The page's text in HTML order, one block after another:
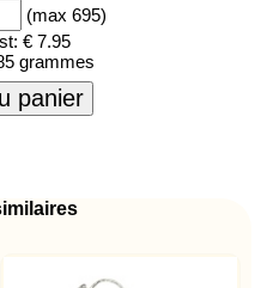
(max 695)
€ 7.95
grammes
panier